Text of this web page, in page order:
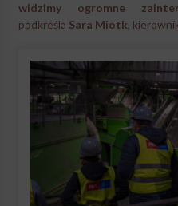
widzimy ogromne
podkreśla Sara Miotk,